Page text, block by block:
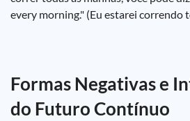
every morning." (Eu estarei correndo
Formas Negativas e
do Futuro Contínuo